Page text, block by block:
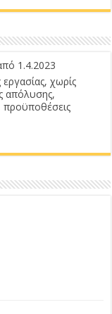
1.4.2023
χωρίς
απόλυσης,